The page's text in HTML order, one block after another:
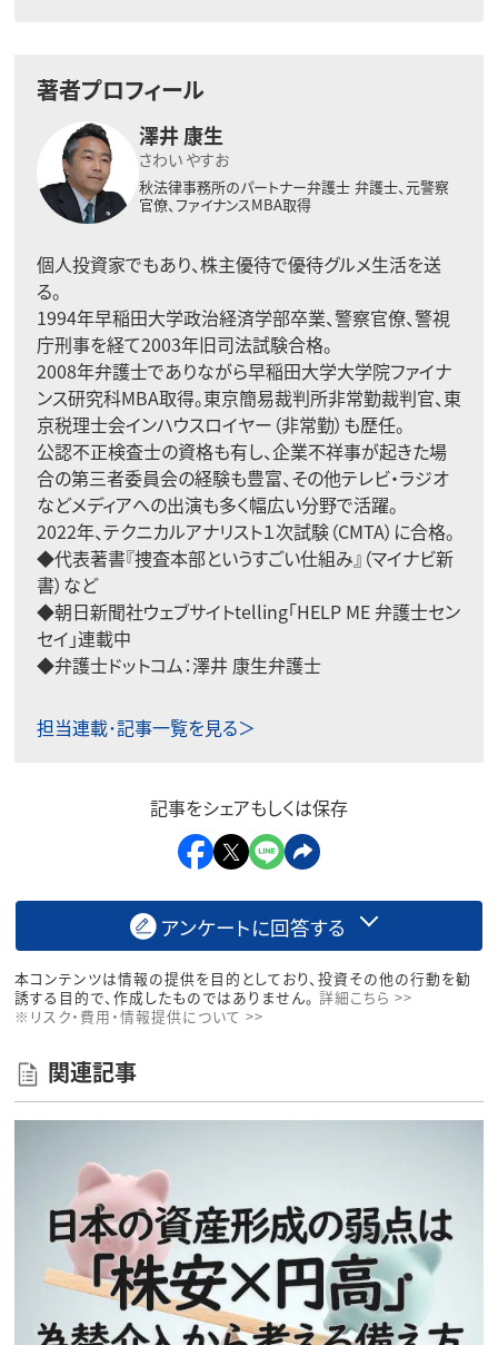
著者プロフィール
澤井 康生
さわい やすお
秋法律事務所のパートナー弁護士 弁護士、元警察
官僚、ファイナンスMBA取得
個人投資家でもあり、株主優待で優待グルメ生活を送
る。
1994年早稲田大学政治経済学部卒業、警察官僚、警視
庁刑事を経て2003年旧司法試験合格。
2008年弁護士でありながら早稲田大学大学院ファイナ
ンス研究科MBA取得。東京簡易裁判所非常勤裁判官、東
京税理士会インハウスロイヤー（非常勤）も歴任。
公認不正検査士の資格も有し、企業不祥事が起きた場
合の第三者委員会の経験も豊富、その他テレビ・ラジオ
などメディアへの出演も多く幅広い分野で活躍。
2022年、テクニカルアナリスト１次試験（CMTA）に合格。
◆代表著書『捜査本部というすごい仕組み』 （マイナビ新
書）など
◆朝日新聞社ウェブサイトtelling「HELP ME 弁護士セン
セイ」連載中
◆弁護士ドットコム：澤井 康生弁護士
担当連載･記事一覧を見る＞
記事をシェアもしくは保存
アンケートに回答する
本コンテンツは情報の提供を目的としており、投資その他の行動を勧
誘する目的で、作成したものではありません。 詳細こちら >>
※リスク・費用・情報提供について >>
関連記事